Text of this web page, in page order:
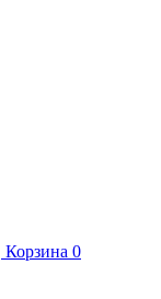
Корзина 0